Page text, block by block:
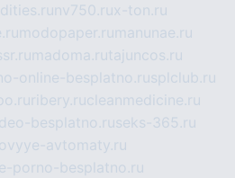
nv750.rux-ton.ru
modopaper.ru manunae.ru
madoma.rutajuncos.ru
online-besplatno.rusplclub.ru
ribery.rucleanmedicine.ru
besplatno.ruseks-365.ru
avtomaty.ru
porno-besplatno.ru